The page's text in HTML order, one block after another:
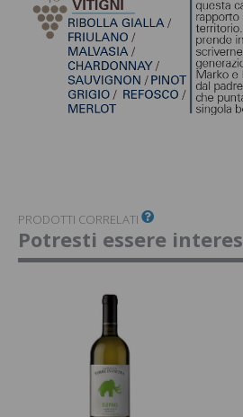
PRODOTTI CORRELATI
Potresti essere